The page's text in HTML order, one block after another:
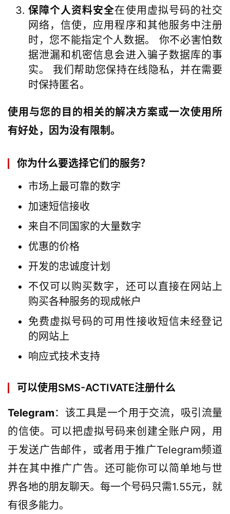
保障个人资料安全在使用虚拟号码的社交
网络，信使，应用程序和其他服务中注册
时，您不能指定个人数据。 你不必害怕数
据泄漏和机密信息会进入骗子数据库的事
实。 我们帮助您保持在线隐私，并在需要
时保持匿名。
使用与您的目的相关的解决方案或一次使用所
有好处，因为没有限制。
你为什么要选择它们的服务？
市场上最可靠的数字
加速短信接收
来自不同国家的大量数字
优惠的价格
开发的忠诚度计划
不仅可以购买数字，还可以直接在网站上
购买各种服务的现成帐户
免费虚拟号码的可用性接收短信未经登记
的网站上
响应式技术支持
可以使用SMS-ACTIVATE注册什么
Telegram：该工具是一个用于交流，吸引流量
的信使。可以把虚拟号码来创建全账户网，用
于发送广告邮件，或者用于推广Telegram频道
并在其中推广广告。还可能你可以简单地与世
界各地的朋友聊天。每一个号码只需1.55元，就
有很多能力。